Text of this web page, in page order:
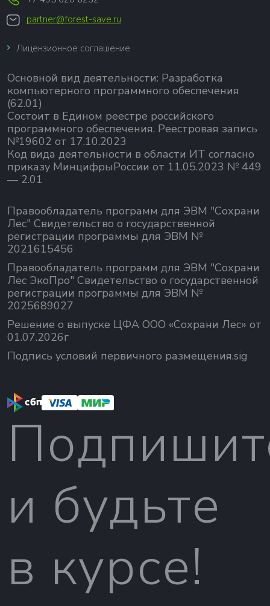
partner@forest-save.ru
Лицензионное соглашение
Основной вид деятельности: Разработка
компьютерного программного обеспечения
(62.01)
Состоит в Едином реестре российского
программного обеспечения. Реестровая запись
№19602 от 17.10.2023
Код вида деятельности в области ИТ согласно
приказу МинцифрыРоссии от 11.05.2023 № 449
— 2.01
Правообладатель программ для ЭВМ "Сохрани
Лес" Свидетельство о государственной
регистрации программы для ЭВМ №
2021615456
Правообладатель программ для ЭВМ "Сохрани
Лес ЭкоПро" Свидетельство о государственной
регистрации программы для ЭВМ №
2025689027
Решение о выпуске ЦФА ООО «Сохрани Лес» от
01.07.2026г
Подпись условий первичного размещения.sig
и будьте
в курсе!